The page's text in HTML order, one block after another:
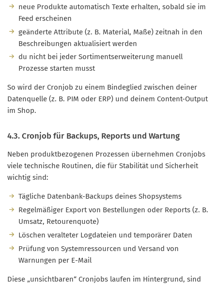
neue Produkte automatisch Texte erhalten, sobald sie im
Feed erscheinen
geänderte Attribute (z. B. Material, Maße) zeitnah in den
Beschreibungen aktualisiert werden
du nicht bei jeder Sortimentserweiterung manuell
Prozesse starten musst
So wird der Cronjob zu einem Bindeglied zwischen deiner
Datenquelle (z. B. PIM oder ERP) und deinem Content-Output
im Shop.
4.3. Cronjob für Backups, Reports und Wartung
Neben produktbezogenen Prozessen übernehmen Cronjobs
viele technische Routinen, die für Stabilität und Sicherheit
wichtig sind:
Tägliche Datenbank-Backups deines Shopsystems
Regelmäßiger Export von Bestellungen oder Reports (z. B.
Umsatz, Retourenquote)
Löschen veralteter Logdateien und temporärer Daten
Prüfung von Systemressourcen und Versand von
Warnungen per E-Mail
Diese „unsichtbaren“ Cronjobs laufen im Hintergrund, sind